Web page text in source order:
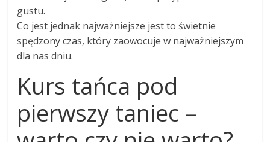
gustu.
Co jest jednak najważniejsze jest to świetnie
spędzony czas, który zaowocuje w najważniejszym
dla nas dniu.
Kurs tańca pod
pierwszy taniec –